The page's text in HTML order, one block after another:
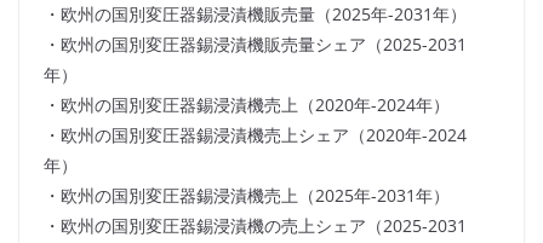
・欧州の国別変圧器錫浸漬機販売量（2025年-2031年）
・欧州の国別変圧器錫浸漬機販売量シェア（2025-2031
年）
・欧州の国別変圧器錫浸漬機売上（2020年-2024年）
・欧州の国別変圧器錫浸漬機売上シェア（2020年-2024
年）
・欧州の国別変圧器錫浸漬機売上（2025年-2031年）
・欧州の国別変圧器錫浸漬機の売上シェア（2025-2031